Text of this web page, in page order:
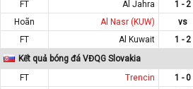
FT
Al Jahra 1 - 2
Hoãn
Al Nasr (KUW) vs
FT
Al Kuwait 1 - 2
Kết quả bóng đá VĐQG Slovakia
FT
Trencin 1 - 0